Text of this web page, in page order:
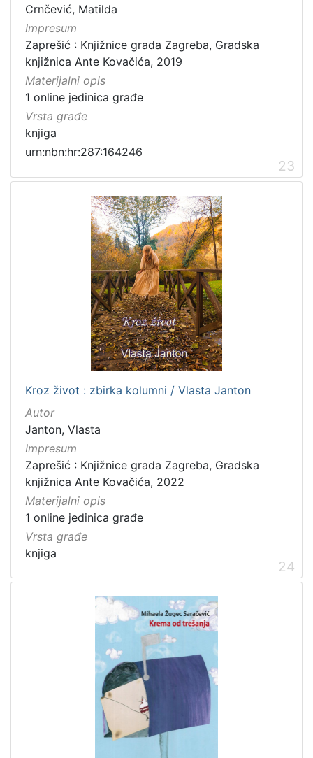
Crnčević, Matilda
Impresum
Zaprešić : Knjižnice grada Zagreba, Gradska
knjižnica Ante Kovačića, 2019
Materijalni opis
1 online jedinica građe
Vrsta građe
knjiga
urn:nbn:hr:287:164246
23
Kroz život : zbirka kolumni / Vlasta Janton
Autor
Janton, Vlasta
Impresum
Zaprešić : Knjižnice grada Zagreba, Gradska
knjižnica Ante Kovačića, 2022
Materijalni opis
1 online jedinica građe
Vrsta građe
knjiga
24